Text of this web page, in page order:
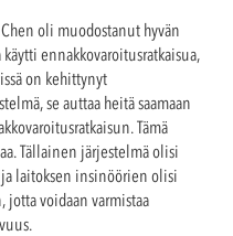
oli muodostanut hyvän
ennakkovaroitusratkaisua,
on kehittynyt
se auttaa heitä saamaan
Tämä
Tällainen järjestelmä olisi
ja laitoksen insinöörien olisi
jotta voidaan varmistaa